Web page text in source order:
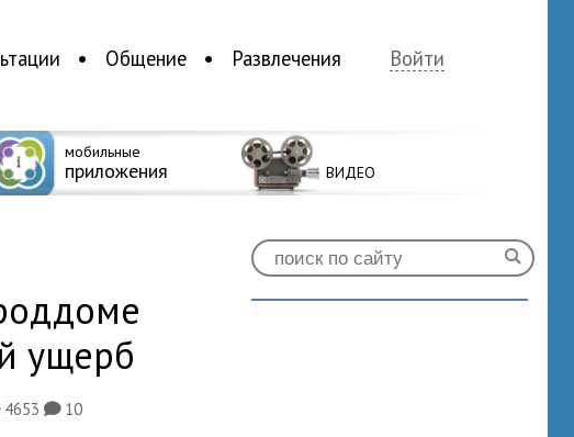
Общение Развлечения Войти
мобильные
приложения ВИДЕО
ущерб
4653K10